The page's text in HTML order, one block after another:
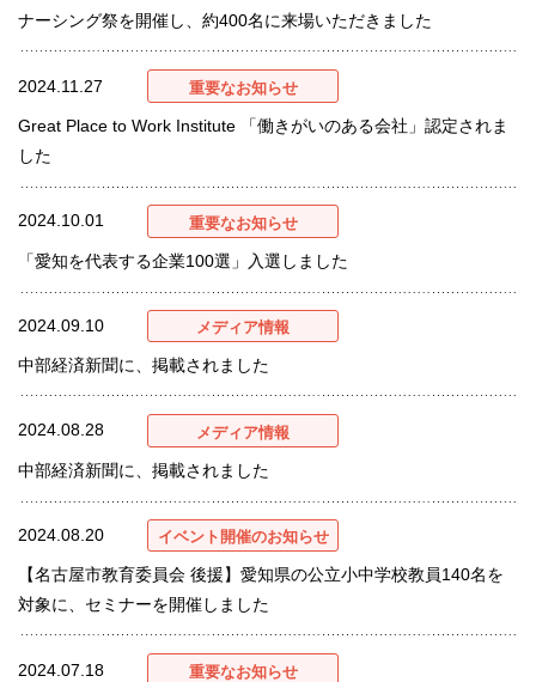
ナーシング祭を開催し、約400名に来場いただきました
2024.11.27 重要なお知らせ
Great Place to Work Institute 「働きがいのある会社」認定されま
した
2024.10.01 重要なお知らせ
「愛知を代表する企業100選」入選しました
2024.09.10 メディア情報
中部経済新聞に、掲載されました
2024.08.28 メディア情報
中部経済新聞に、掲載されました
2024.08.20 イベント開催のお知らせ
【名古屋市教育委員会 後援】愛知県の公立小中学校教員140名を
対象に、セミナーを開催しました
2024.07.18 重要なお知らせ